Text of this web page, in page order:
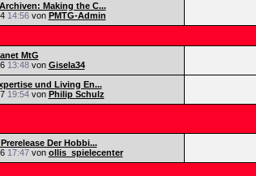
Making the C...
14:56von PMTG-Admin
MtG
13:48von Gisela34
und Living En...
19:54von Philip Schulz
Der Hobbi...
17:47von ollis_spielecenter